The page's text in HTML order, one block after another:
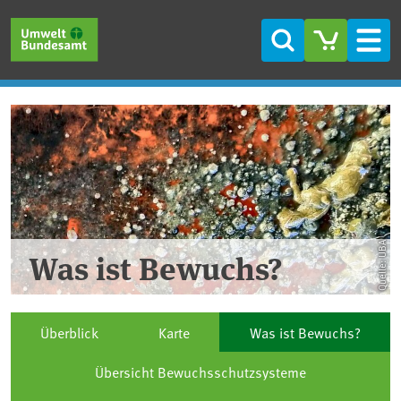
Suche
Quelle: UBA
Was ist Bewuchs?
Überblick Karte
Was ist Bewuchs?
Übersicht Bewuchsschutzsysteme